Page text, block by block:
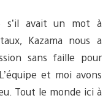
s’il avait un mot à
Kazama nous a
sans faille pour
et moi avons
Tout le monde ici à